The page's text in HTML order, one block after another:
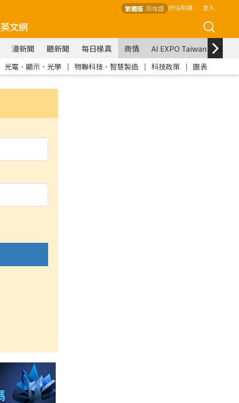
繁體版 简体版 評估申請 登入
英文網
漫新聞 聽新聞 每日椽真 商情 AI EXPO Taiwan
光電．顯示．光學 ｜ 物聯科技．智慧製造 ｜ 科技政策 ｜ 圖表